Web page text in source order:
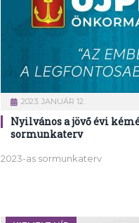
2023. JANUÁR 12.
Nyilvános a jövő évi
sormunkaterv
2023-as sormunkaterv